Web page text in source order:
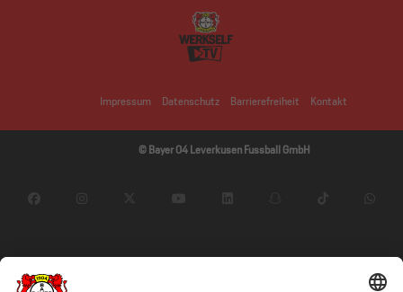
Impressum Datenschutz Barrierefreiheit Kontakt
© Bayer 04 Leverkusen Fussball GmbH